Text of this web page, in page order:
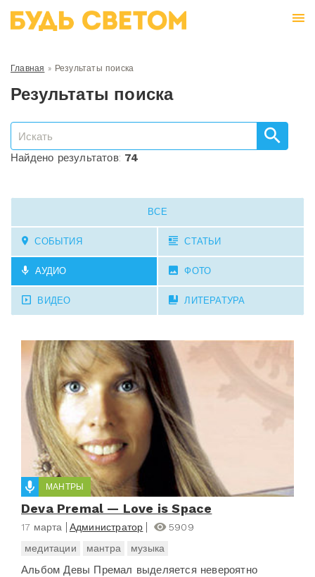
Главная » Результаты поиска
Результаты поиска
Найдено результатов: 74
ВСЕ
СОБЫТИЯ СТАТЬИ
АУДИО ФОТО
ВИДЕО ЛИТЕРАТУРА
МАНТРЫ
Deva Premal — Love is Space
17 марта Администратор
5909
медитации
мантра музыка
Альбом Девы Премал выделяется невероятно